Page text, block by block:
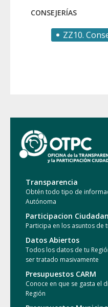
CONSEJERÍAS
ZZ10.
Transparencia
Obtén todo tipo de
Autónoma
Participacion
Participa en los asuntos de
Datos Abiertos
Todos los datos de tu
ser tratado masivamente
Presupuestos CARM
Conoce en que se gasta el
Región